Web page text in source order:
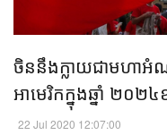
ចិននឹង​ក្លាយ​ជា​មហាអំ
អាមេរិក​ក្នុងឆ្នាំ ២០២
22 Jul 2020 12:07:00